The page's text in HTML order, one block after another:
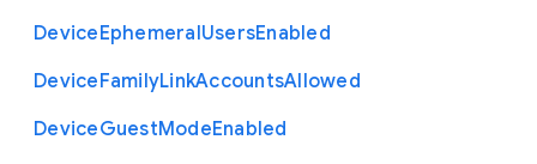
DeviceEphemeralUsersEnabled
DeviceFamilyLinkAccountsAllowed
DeviceGuestModeEnabled